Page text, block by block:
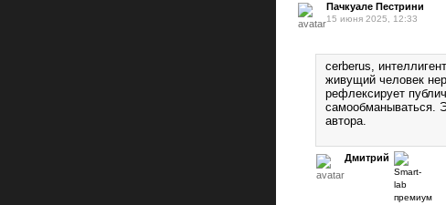
Пачкуале Пестрини
15 июня 2025, 12:33
cerberus,
живущий человек
рефлексирует
самообманываться.
автора.
Дмитрий